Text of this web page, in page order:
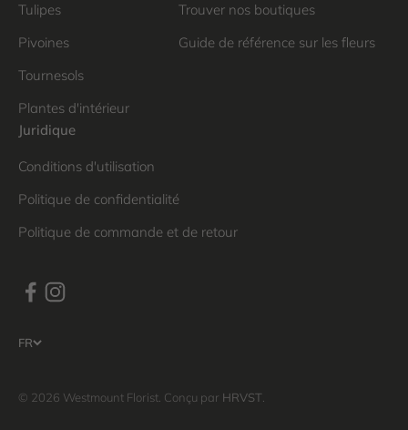
Tulipes
Pivoines
Tournesols
Plantes d'intérieur
Trouver nos boutiques
Guide de référence sur les fleurs
Juridique
Conditions d'utilisation
Politique de confidentialité
Politique de commande et de retour
FR
© 2026 Westmount Florist. Conçu par HRVST